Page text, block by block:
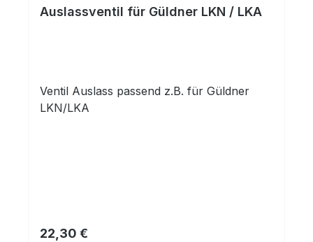
Auslassventil für Güldner LKN / LKA
Ventil Auslass passend z.B. für Güldner
LKN/LKA
Regulärer Preis:
22,30 €